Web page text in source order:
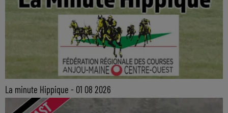
La minute Hippique - 01 08 2026